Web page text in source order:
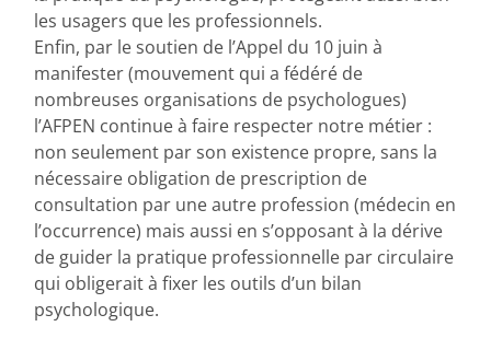
les usagers que les professionnels.
Enfin, par le soutien de l’Appel du 10 juin à
manifester (mouvement qui a fédéré de
nombreuses organisations de psychologues)
l’AFPEN continue à faire respecter notre métier :
non seulement par son existence propre, sans la
nécessaire obligation de prescription de
consultation par une autre profession (médecin en
l’occurrence) mais aussi en s’opposant à la dérive
de guider la pratique professionnelle par circulaire
qui obligerait à fixer les outils d’un bilan
psychologique.